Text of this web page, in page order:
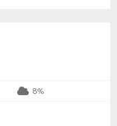
8%